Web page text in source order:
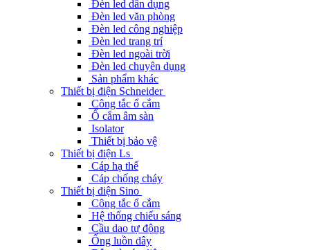
Đèn led dân dụng
Đèn led văn phòng
Đèn led công nghiệp
Đèn led trang trí
Đèn led ngoài trời
Đèn led chuyên dụng
Sản phẩm khác
Thiết bị điện Schneider
Công tắc ổ cắm
Ổ cắm âm sàn
Isolator
Thiết bị bảo vệ
Thiết bị điện Ls
Cáp hạ thế
Cáp chống cháy
Thiết bị điện Sino
Công tắc ổ cắm
Hệ thống chiếu sáng
Cầu dao tự động
Ống luồn dây